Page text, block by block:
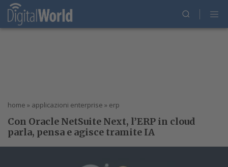
home » applicazioni enterprise » erp
Con Oracle NetSuite Next, l’ERP in cloud
parla, pensa e agisce tramite IA